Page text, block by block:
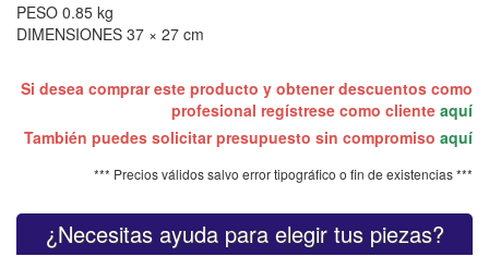
PESO 0.85 kg
DIMENSIONES 37 × 27 cm
Si desea comprar este producto y obtener descuentos como
profesional regístrese como cliente aquí
También puedes solicitar presupuesto sin compromiso aquí
*** Precios válidos salvo error tipográfico o fin de existencias ***
¿Necesitas ayuda para elegir tus piezas?